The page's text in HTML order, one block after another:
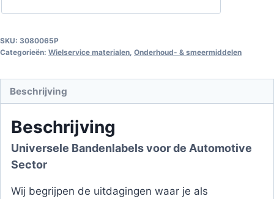
SKU: 3080065P
Categorieën: Wielservice materialen, Onderhoud- & smeermiddelen
Beschrijving
Beschrijving
Universele Bandenlabels voor de Automotive
Sector
Wij begrijpen de uitdagingen waar je als